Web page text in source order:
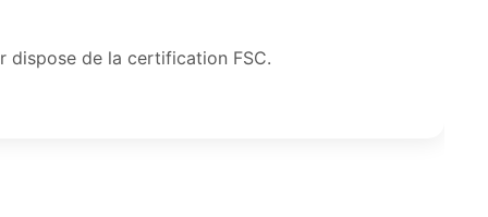
dispose de la certification FSC.